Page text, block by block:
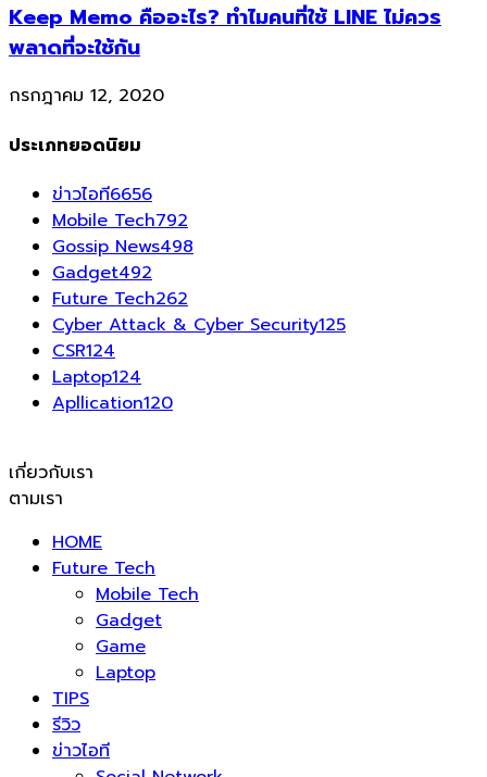
Keep Memo คืออะไร? ทำไมคนที่ใช้ LINE ไม่ควร
พลาดที่จะใช้กัน
กรกฎาคม 12, 2020
ประเภทยอดนิยม
ข่าวไอที6656
Mobile Tech792
Gossip News498
Gadget492
Future Tech262
Cyber Attack & Cyber Security125
CSR124
Laptop124
Apllication120
เกี่ยวกับเรา
ตามเรา
HOME
Future Tech
Mobile Tech
Gadget
Game
Laptop
TIPS
รีวิว
ข่าวไอที